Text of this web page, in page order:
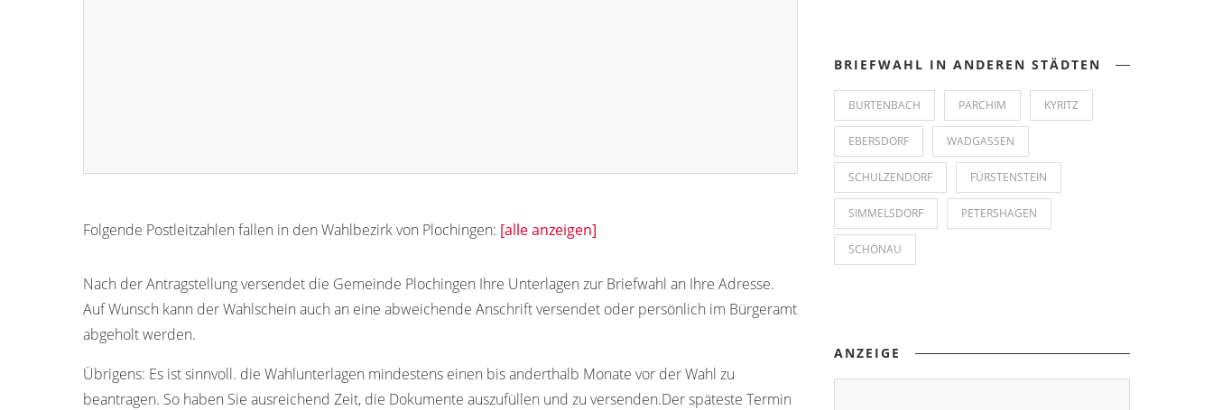
Folgende Postleitzahlen fallen in den Wahlbezirk von Plochingen: [alle anzeigen]
Nach der Antragstellung versendet die Gemeinde Plochingen Ihre Unterlagen zur Briefwahl an Ihre Adresse.
Auf Wunsch kann der Wahlschein auch an eine abweichende Anschrift versendet oder persönlich im Bürgeramt
abgeholt werden.
Übrigens: Es ist sinnvoll. die Wahlunterlagen mindestens einen bis anderthalb Monate vor der Wahl zu
beantragen. So haben Sie ausreichend Zeit, die Dokumente auszufüllen und zu versenden.Der späteste Termin
BRIEFWAHL IN ANDEREN STÄDTEN
BURTENBACH PARCHIM KYRITZ
EBERSDORF WADGASSEN
SCHULZENDORF FÜRSTENSTEIN
SIMMELSDORF PETERSHAGEN
SCHÖNAU
ANZEIGE